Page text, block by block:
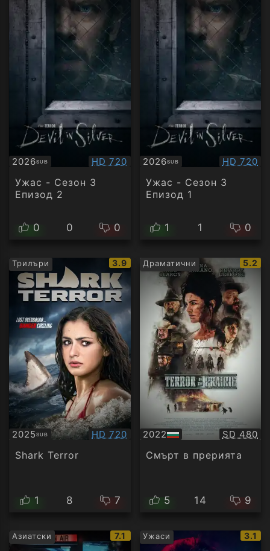
2026SUB
Субтитри Качество:
HD 720
Ужас - Сезон 3
Епизод 2
0 0 0
2026SUB
Субтитри HD 720
Ужас - Сезон 3
Епизод 1
1 1 0
Трилъри
IMDb
рейтинг:
3.9
2025SUB
Субтитри Качество:
HD 720
Shark Terror
1 8 7
Драматични
IMDb
5.2
2022
БГ
аудио
SD 480
Смърт в прерията
5 14 9
Азиатски
IMDb
рейтинг:
7.1 Ужаси
IMDb
3.1